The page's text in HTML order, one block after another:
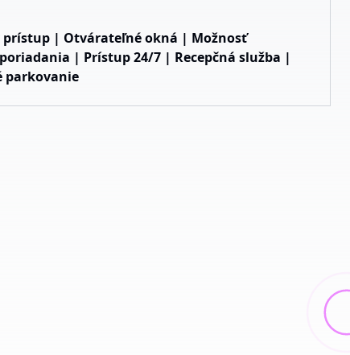
prístup | Otvárateľné okná | Možnosť
| Prístup 24/7 | Recepčná služba |
parkovanie